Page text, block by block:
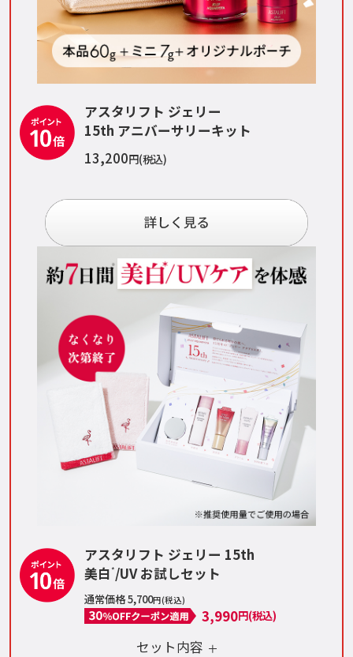
アスタリフト ジェリー
15th アニバーサリーキット
13,200円(税込)
アスタリフト ジェリー 15th
美白*/UV お試しセット
通常価格 5,700円(税込)
3,990円(税込)
セット内容